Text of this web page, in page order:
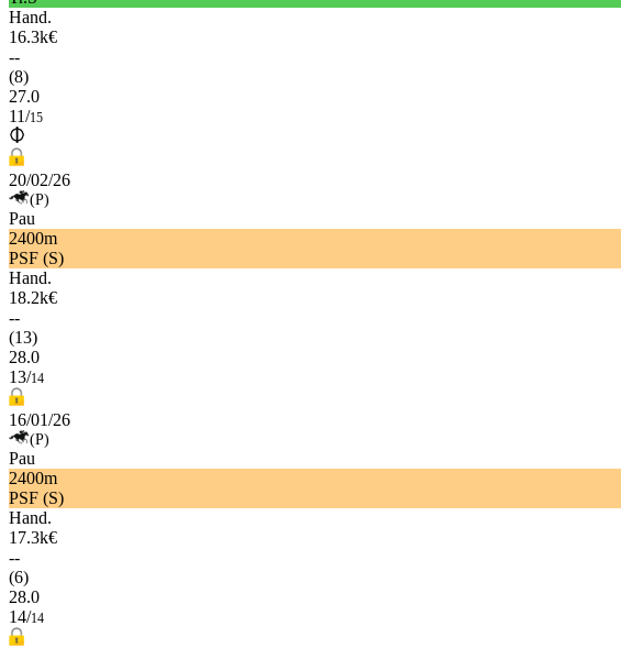
Hand.
16.3k€
--
(8)
27.0
11/15
20/02/26
(P)
Pau
2400m
PSF (S)
Hand.
18.2k€
--
(13)
28.0
13/14
16/01/26
(P)
Pau
2400m
PSF (S)
Hand.
17.3k€
--
(6)
28.0
14/14